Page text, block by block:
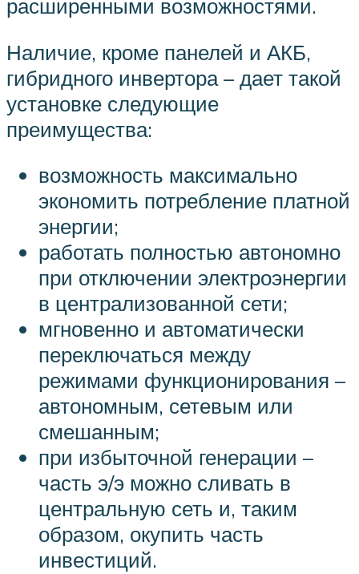
расширенными возможностями.
Наличие, кроме панелей и АКБ,
гибридного инвертора – дает такой
установке следующие
преимущества:
возможность максимально
экономить потребление платной
энергии;
работать полностью автономно
при отключении электроэнергии
в централизованной сети;
мгновенно и автоматически
переключаться между
режимами функционирования –
автономным, сетевым или
смешанным;
при избыточной генерации –
часть э/э можно сливать в
центральную сеть и, таким
образом, окупить часть
инвестиций.